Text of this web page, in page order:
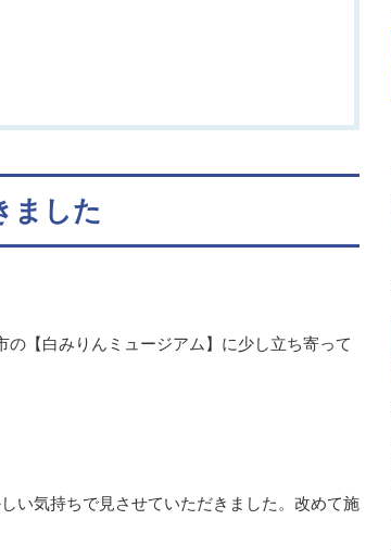
ました
【白みりんミュージアム】に少し立ち寄って
い気持ちで見させていただきました。改めて施